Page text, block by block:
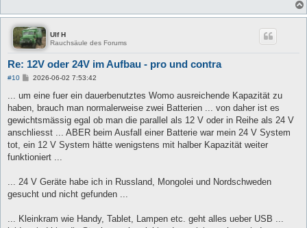
Ulf H
Rauchsäule des Forums
Re: 12V oder 24V im Aufbau - pro und contra
#10
B
i
r
a
2026-06-02 7:53:42
... um eine fuer ein dauerbenutztes Womo ausreichende Kapazität zu
haben, brauch man normalerweise zwei Batterien ... von daher ist es
gewichtsmässig egal ob man die parallel als 12 V oder in Reihe als 24 V
anschliesst ... ABER beim Ausfall einer Batterie war mein 24 V System
tot, ein 12 V System hätte wenigstens mit halber Kapazität weiter
funktioniert ...
... 24 V Geräte habe ich in Russland, Mongolei und Nordschweden
gesucht und nicht gefunden ...
... Kleinkram wie Handy, Tablet, Lampen etc. geht alles ueber USB ...